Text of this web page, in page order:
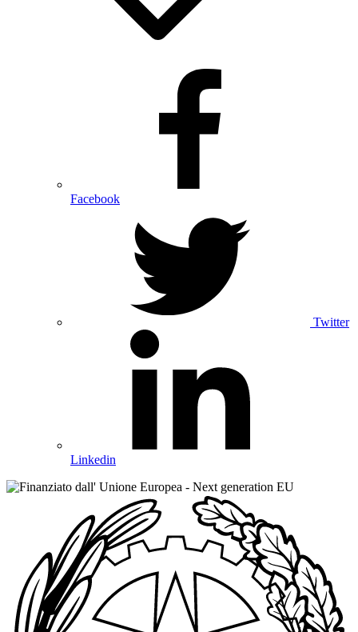
Facebook
Twitter
Linkedin